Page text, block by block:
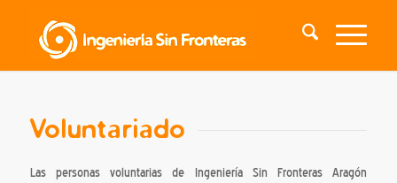
Voluntariado
Las personas voluntarias de Ingeniería Sin Fronteras Aragón